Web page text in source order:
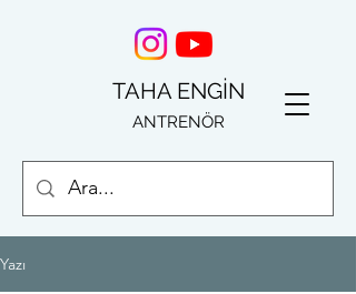
TAHA ENGİN
ANTRENÖR
Yazı